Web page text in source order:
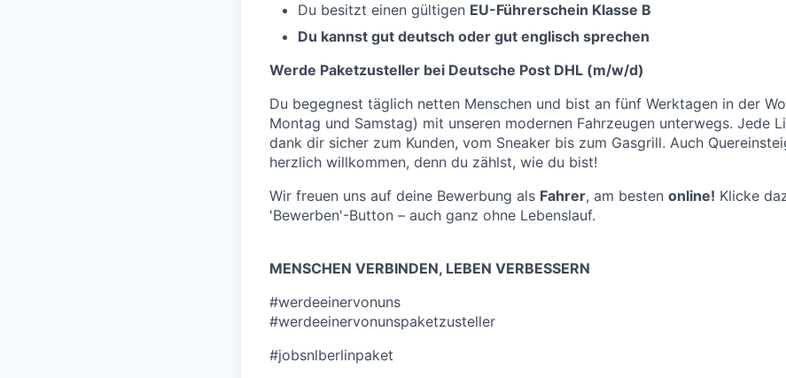
Du besitzt einen gültigen EU-Führerschein Klasse B
Du kannst gut deutsch oder gut englisch sprechen
Werde Paketzusteller bei Deutsche Post DHL (m/w/d)
Du begegnest täglich netten Menschen und bist an fünf Werktagen in der
Montag und Samstag) mit unseren modernen Fahrzeugen unterwegs. Jede
dank dir sicher zum Kunden, vom Sneaker bis zum Gasgrill. Auch
herzlich willkommen, denn du zählst, wie du bist!
Wir freuen uns auf deine Bewerbung als Fahrer, am besten online! Klicke
'Bewerben'-Button – auch ganz ohne Lebenslauf.
MENSCHEN VERBINDEN, LEBEN VERBESSERN
#werdeeinervonuns
#werdeeinervonunspaketzusteller
#jobsnlberlinpaket